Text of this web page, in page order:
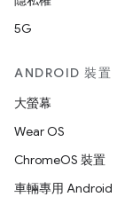
5G
ANDROID 裝置
大螢幕
Wear OS
ChromeOS 裝置
車輛專用 Android